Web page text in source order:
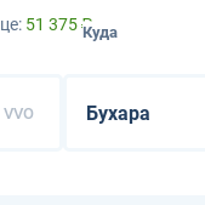
51 375 ₽
VVO
Куда